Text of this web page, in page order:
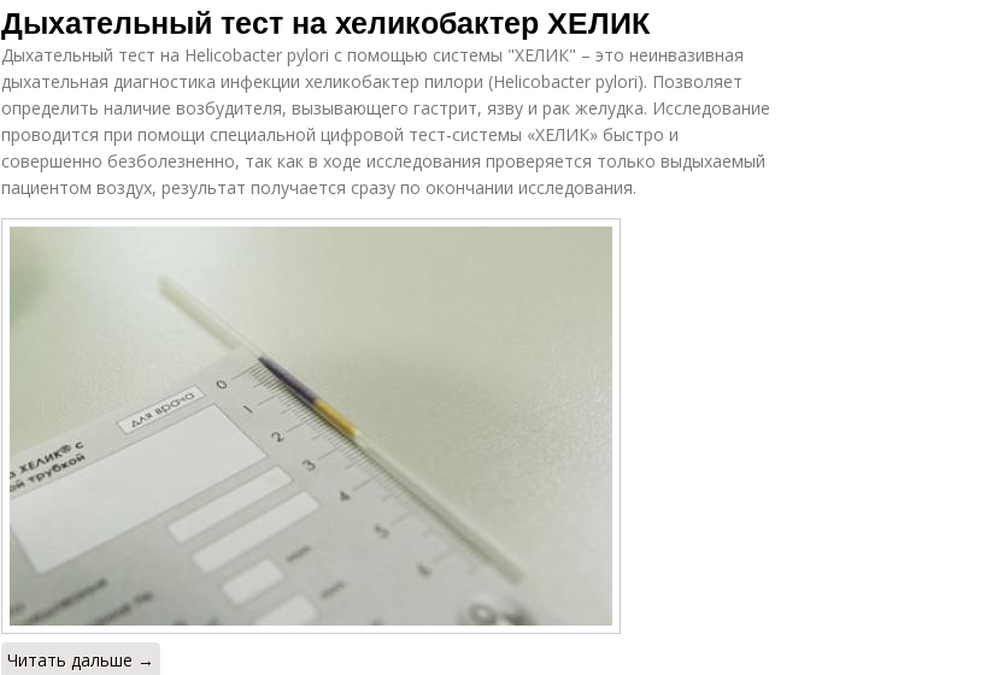
Дыхательный тест на хеликобактер ХЕЛИК
Дыхательный тест на Helicobacter pylori с помощью системы "ХЕЛИК" – это неинвазивная
дыхательная диагностика инфекции хеликобактер пилори (Helicobacter pylori). Позволяет
определить наличие возбудителя, вызывающего гастрит, язву и рак желудка. Исследование
проводится при помощи специальной цифровой тест-системы «ХЕЛИК» быстро и
совершенно безболезненно, так как в ходе исследования проверяется только выдыхаемый
пациентом воздух, результат получается сразу по окончании исследования.
Читать дальше →